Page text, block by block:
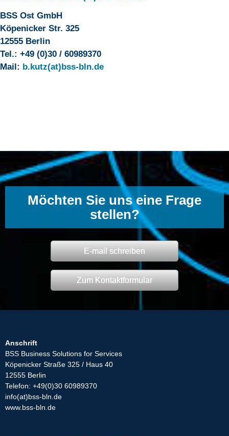
BSS Ost GmbH
Köpenicker Str. 325
12555 Berlin
Tel.: +49 (0)30 / 60989370
Mail: b.kutz(at)bss-bln.de
Möchten Sie uns eine Frage
stellen?
E-mail schreiben
Zum Kontaktformular
Anschrift
BSS Business Solutions for Services
Köpenicker Straße 325 / Haus 40
12555 Berlin
Telefon: +49(0)30 60989370
info(at)bss-bln.de
www.bss-bln.de